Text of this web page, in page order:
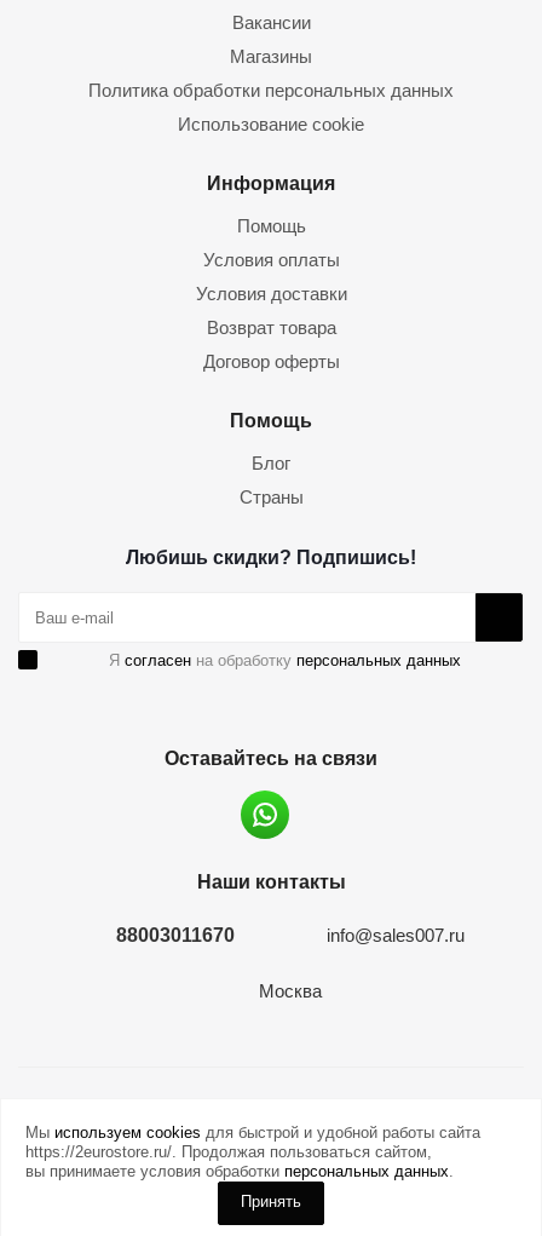
Вакансии
Магазины
Политика обработки персональных данных
Использование cookie
Информация
Помощь
Условия оплаты
Условия доставки
Возврат товара
Договор оферты
Помощь
Блог
Страны
Любишь скидки? Подпишись!
Я согласен на обработку персональных данных
Оставайтесь на связи
Наши контакты
88003011670 info@sales007.ru
Москва
Мы используем cookies для быстрой и удобной работы сайта
https://2eurostore.ru/. Продолжая пользоваться сайтом,
вы принимаете условия обработки персональных данных.
Принять